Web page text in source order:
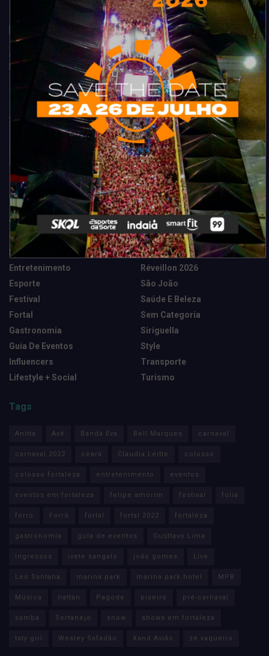
Acompanhe todas as novidades do entretenimento na região de
Fortaleza. Dicas, promoções, coberturas exclusivas e muito mais.
Categorias
Camarote Vip Junino
Cidade
Destaques
Entretenimento
Esporte
Festival
Fortal
Gastronomia
Guia De Eventos
Influencers
Lifestyle + Social
Marketing E Negócios
Música
News Tech
Réveillon 2026
São João
Saúde E Beleza
Sem Categoria
Siriguella
Style
Transporte
Turismo
Tags
Anitta Axé Banda Eva Bell Marques carnaval
carnaval 2022 ceará Claudia Leitte colosso
colosso fortaleza entretenimento eventos
eventos em fortaleza felipe amorim festival folia
forro Forró fortal fortal 2022 fortaleza
gastronomia guia de eventos Gusttavo Lima
ingressos ivete sangalo joão gomes Live
Léo Santana marina park marina park hotel MPB
Música nattan Pagode piseiro pré-carnaval
samba Sertanejo show shows em fortaleza
taty girl Wesley Safadão Xand Avião zé vaqueiro